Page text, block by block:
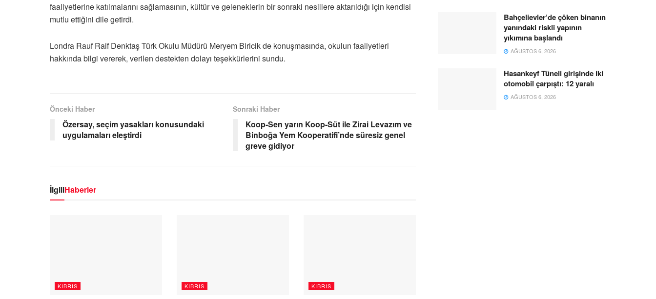
faaliyetlerine katılmalarını sağlamasının, kültür ve geleneklerin bir sonraki nesillere aktarıldığı için kendisi
mutlu ettiğini dile getirdi.
Londra Rauf Raif Denktaş Türk Okulu Müdürü Meryem Biricik de konuşmasında, okulun faaliyetleri
hakkında bilgi vererek, verilen destekten dolayı teşekkürlerini sundu.
Önceki Haber
Özersay, seçim yasakları konusundaki
uygulamaları eleştirdi
Sonraki Haber
Koop-Sen yarın Koop-Süt ile Zirai Levazım ve
Binboğa Yem Kooperatifi’nde süresiz genel
greve gidiyor
İlgiliHaberler
KIBRIS KIBRIS KIBRIS
Bahçelievler’de çöken binanın
yanındaki riskli yapının
yıkımına başlandı
AĞUSTOS 6, 2026
Hasankeyf Tüneli girişinde iki
otomobil çarpıştı: 12 yaralı
AĞUSTOS 6, 2026